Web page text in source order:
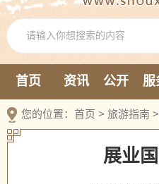
首页 资讯 公开 服
新媒体
您的位置： 首页 > 旅游指南 >
展业